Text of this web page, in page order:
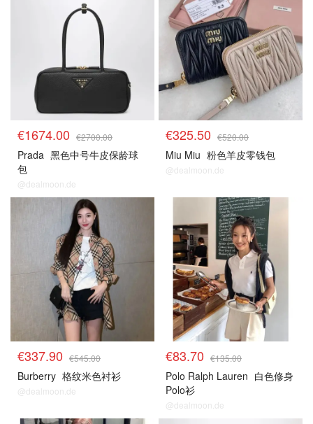
€1674.00 €2700.00
Prada 黑色中号牛皮保龄球
包
@dealmoon.de
€325.50 €520.00
Miu Miu 粉色羊皮零钱包
@dealmoon.de
€337.90 €545.00
Burberry 格纹米色衬衫
@dealmoon.de
€83.70 €135.00
Polo Ralph Lauren 白色修身
Polo衫
@dealmoon.de